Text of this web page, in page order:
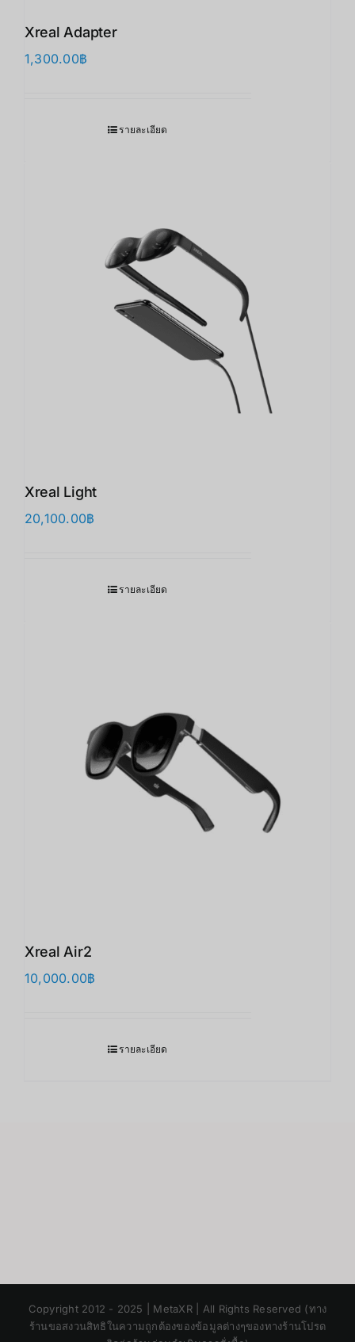
Xreal Adapter
1,300.00฿
รายละเอียด
Xreal Light
20,100.00฿
รายละเอียด
Xreal Air2
10,000.00฿
รายละเอียด
Copyright 2012 - 2025 | MetaXR | All Rights Reserved (ทาง
ร้านขอสงวนสิทธิในความถูกต้องของข้อมูลต่างๆของทางร้านโปรด